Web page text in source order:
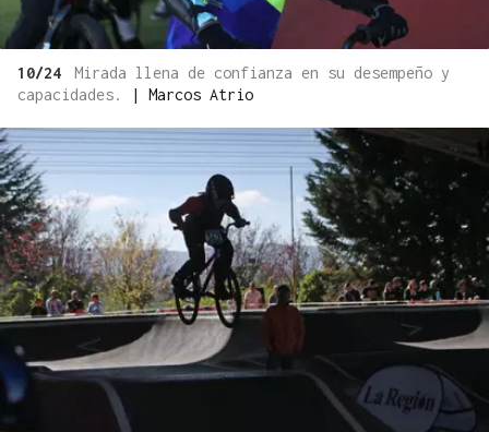
10/24
Mirada llena de confianza en su desempeño y
capacidades.
Marcos Atrio